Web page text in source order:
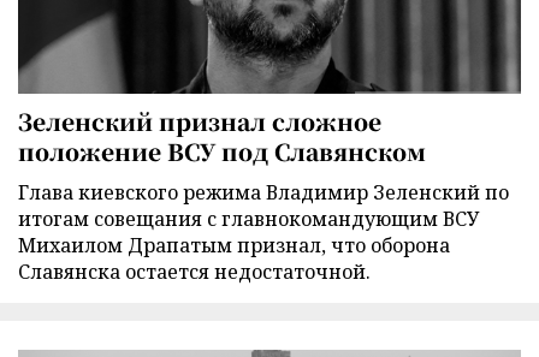
Зеленский признал сложное
положение ВСУ под Славянском
Глава киевского режима Владимир Зеленский по
итогам совещания с главнокомандующим ВСУ
Михаилом Драпатым признал, что оборона
Славянска остается недостаточной.